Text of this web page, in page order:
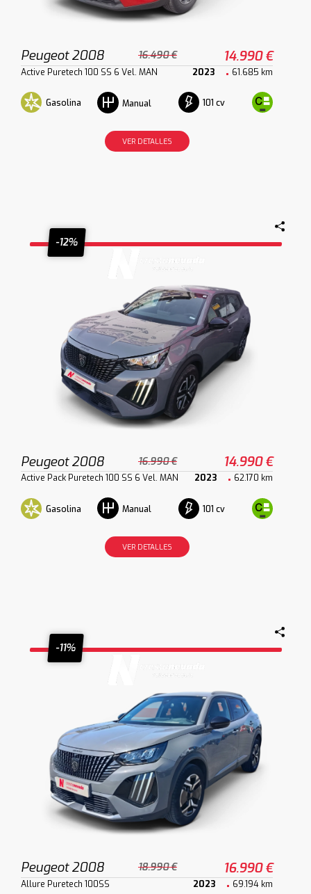
Peugeot 2008 16.490 € 14.990 €
Active Puretech 100 SS 6 Vel. MAN 2023 61.685 km
Gasolina Manual 101 cv
VER DETALLES
-12%
Peugeot 2008 16.990 € 14.990 €
Active Pack Puretech 100 SS 6 Vel. MAN 2023 62.170 km
Gasolina Manual 101 cv
VER DETALLES
-11%
Peugeot 2008 18.990 € 16.990 €
Allure Puretech 100SS 2023 69.194 km